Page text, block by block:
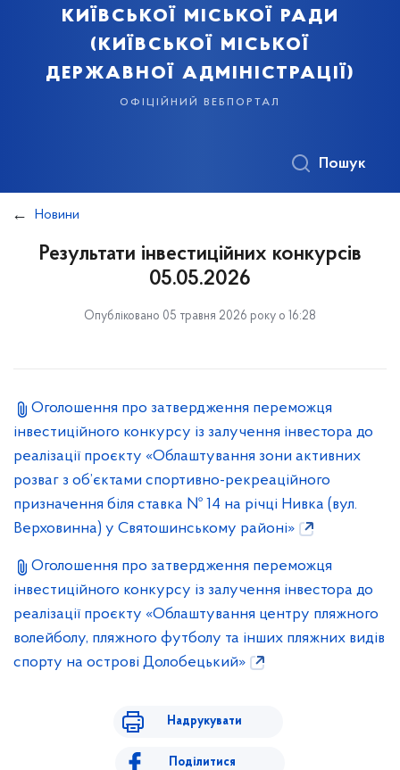
київської міської ради
(київської міської
державної адміністрації)
офіційний вебпортал
Пошук
Новини
Результати інвестиційних конкурсів
05.05.2026
Опубліковано 05 травня 2026 року о 16:28
Оголошення про затвердження переможця
інвестиційного конкурсу із залучення інвестора до
реалізації проєкту «Облаштування зони активних
розваг з об’єктами спортивно-рекреаційного
призначення біля ставка № 14 на річці Нивка (вул.
Верховинна) у Святошинському районі»
Оголошення про затвердження переможця
інвестиційного конкурсу із залучення інвестора до
реалізації проєкту «Облаштування центру пляжного
волейболу, пляжного футболу та інших пляжних видів
спорту на острові Долобецький»
Надрукувати
Поділитися